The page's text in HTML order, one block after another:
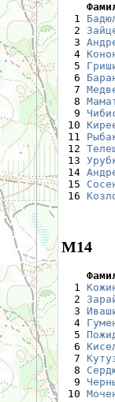
1
  2
  3
  4
  5
  6
  7
  8
  9
10
11
12
13
14
15
16
М14
1
  2
  3
  4
  5
  6
  7
  8
  9
10